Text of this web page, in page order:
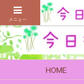
京都の町で歴史を楽
HOME
メニュー